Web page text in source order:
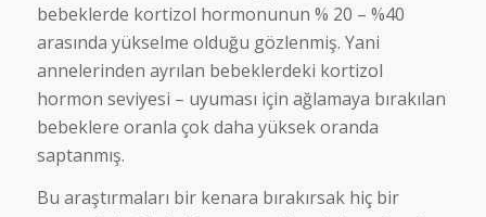
bebeklerde kortizol hormonunun % 20 – %40
arasında yükselme olduğu gözlenmiş. Yani
annelerinden ayrılan bebeklerdeki kortizol
hormon seviyesi – uyuması için ağlamaya bırakılan
bebeklere oranla çok daha yüksek oranda
saptanmış.
Bu araştırmaları bir kenara bırakırsak hiç bir